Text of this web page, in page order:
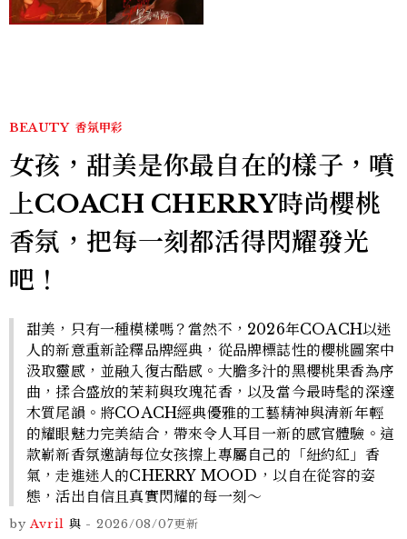
BEAUTY 香氛甲彩
女孩，甜美是你最自在的樣子，噴
上COACH CHERRY時尚櫻桃
香氛，把每一刻都活得閃耀發光
吧！
甜美，只有一種模樣嗎？當然不，2026年COACH以迷
人的新意重新詮釋品牌經典，從品牌標誌性的櫻桃圖案中
汲取靈感，並融入復古酷感。大膽多汁的黑櫻桃果香為序
曲，揉合盛放的茉莉與玫瑰花香，以及當今最時髦的深邃
木質尾韻。將COACH經典優雅的工藝精神與清新年輕
的耀眼魅力完美結合，帶來令人耳目一新的感官體驗。這
款嶄新香氛邀請每位女孩擦上專屬自己的「紐約紅」香
氣，走進迷人的CHERRY MOOD，以自在從容的姿
態，活出自信且真實閃耀的每一刻～
by Avril 與 - 2026/08/07更新